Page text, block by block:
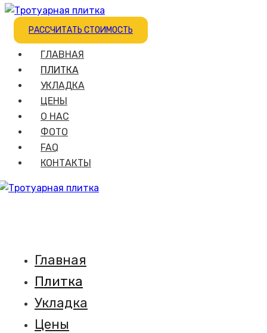
РАССЧИТАТЬ СТОИМОСТЬ
ГЛАВНАЯ
ПЛИТКА
УКЛАДКА
ЦЕНЫ
О НАС
ФОТО
FAQ
КОНТАКТЫ
Главная
Плитка
Укладка
Цены